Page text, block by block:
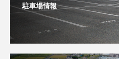
駐車場情報